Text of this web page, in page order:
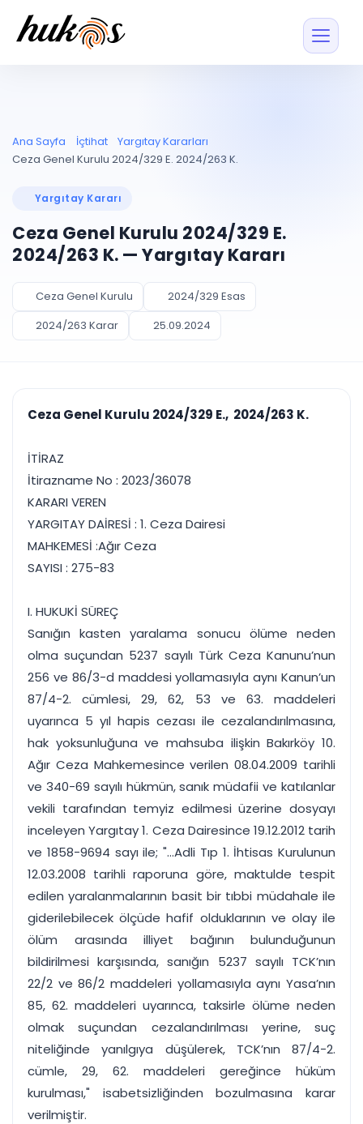
Entegrasyonu
UYAP ile otomatik
UYAP Evrak
Entegrasyonu
UETS Entegrasyonu
Tebligatları anında
Müvekkil ve taraf
Vekalet
PLANLAMA & TAKİP
Pano ve Takip
Duruşma ve görev
takvimi
AKILLI & FİNANS
takibi
Tek panelde uçtan uca yönetim
UYAP & UETS entegrasyonundan finansa, hepsi bir arada.
Tüm özellikleri inceleyin
Blog
Ücretsiz Başlayın Giriş Yap
Ana Sayfa İçtihat
Yargıtay Kararları
Ceza Genel Kurulu 2024/329 E. 2024/263 K.
Yargıtay Kararı
Ceza Genel Kurulu 2024/329 E.
2024/263 K. — Yargıtay Kararı
Ceza Genel Kurulu
2024/329 Esas
2024/263 Karar
25.09.2024
Ceza Genel Kurulu 2024/329 E., 2024/263 K.
İTİRAZ
İtirazname No : 2023/36078
KARARI VEREN
YARGITAY DAİRESİ : 1. Ceza Dairesi
MAHKEMESİ :Ağır Ceza
SAYISI : 275-83
I. HUKUKİ SÜREÇ
Sanığın kasten yaralama sonucu ölüme neden
olma suçundan 5237 sayılı Türk Ceza Kanunu’nun
256 ve 86/3-d maddesi yollamasıyla aynı Kanun’un
87/4-2. cümlesi, 29, 62, 53 ve 63. maddeleri
uyarınca 5 yıl hapis cezası ile cezalandırılmasına,
hak yoksunluğuna ve mahsuba ilişkin Bakırköy 10.
Ağır Ceza Mahkemesince verilen 08.04.2009 tarihli
ve 340-69 sayılı hükmün, sanık müdafii ve katılanlar
vekili tarafından temyiz edilmesi üzerine dosyayı
inceleyen Yargıtay 1. Ceza Dairesince 19.12.2012 tarih
ve 1858-9694 sayı ile; "...Adli Tıp 1. İhtisas Kurulunun
12.03.2008 tarihli raporuna göre, maktulde tespit
edilen yaralanmalarının basit bir tıbbi müdahale ile
giderilebilecek ölçüde hafif olduklarının ve olay ile
ölüm arasında illiyet bağının bulunduğunun
bildirilmesi karşısında, sanığın 5237 sayılı TCK’nın
22/2 ve 86/2 maddeleri yollamasıyla aynı Yasa’nın
85, 62. maddeleri uyarınca, taksirle ölüme neden
olmak suçundan cezalandırılması yerine, suç
niteliğinde yanılgıya düşülerek, TCK’nın 87/4-2.
cümle, 29, 62. maddeleri gereğince hüküm
kurulması," isabetsizliğinden bozulmasına karar
verilmiştir.